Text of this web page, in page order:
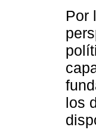
Por
los